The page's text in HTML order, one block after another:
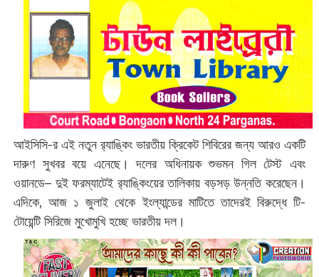
আইসিসি-র এই নতুন র‌্যাঙ্কিং ভারতীয় ক্রিকেট শিবিরের জন্য আরও একটি
দারুণ সুখবর বয়ে এনেছে। দলের অধিনায়ক শুভমন গিল টেস্ট এবং
ওয়ানডে– দুই ফরম্যাটেই র‌্যাঙ্কিংয়ের তালিকায় বড়সড় উন্নতি করেছেন।
এদিকে, আজ ১ জুলাই থেকে ইংল্যান্ডের মাটিতে তাদেরই বিরুদ্ধে টি-
টোয়েন্টি সিরিজে মুখোমুখি হচ্ছে ভারতীয় দল।